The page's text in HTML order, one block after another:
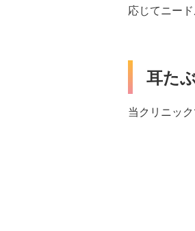
応じてニー
耳た
当クリニッ